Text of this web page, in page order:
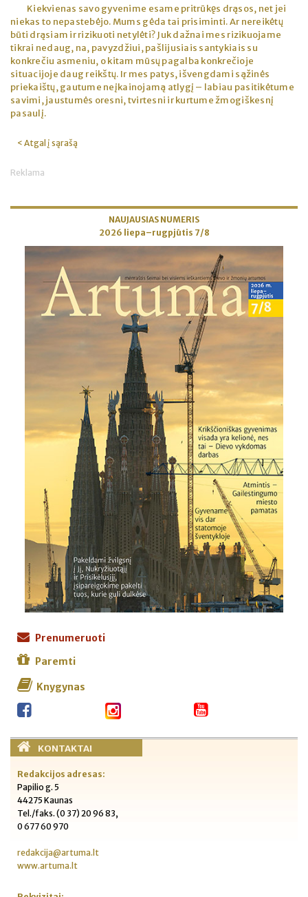
Kiekvienas savo gyvenime esame pritrūkęs drąsos, net jei
niekas to nepastebėjo. Mums gėda tai prisiminti. Ar nereikėtų
būti drąsiam ir rizikuoti netylėti? Juk dažnai mes rizikuojame
tikrai nedaug, na, pavyzdžiui, pašlijusiais santykiais su
konkrečiu asmeniu, o kitam mūsų pagalba konkrečioje
situacijoje daug reikštų. Ir mes patys, išvengdami sąžinės
priekaištų, gautume neįkainojamą atlygį – labiau pasitikėtume
savimi, jaustumės oresni, tvirtesni ir kurtume žmogiškesnį
pasaulį.
< Atgal į sąrašą
Reklama
NAUJAUSIAS NUMERIS
2026 liepa–rugpjūtis 7/8
Prenumeruoti
Paremti
Knygynas
KONTAKTAI
Redakcijos adresas:
Papilio g. 5
44275 Kaunas
Tel./faks. (0 37) 20 96 83,
0 677 60 970
redakcija@artuma.lt
www.artuma.lt